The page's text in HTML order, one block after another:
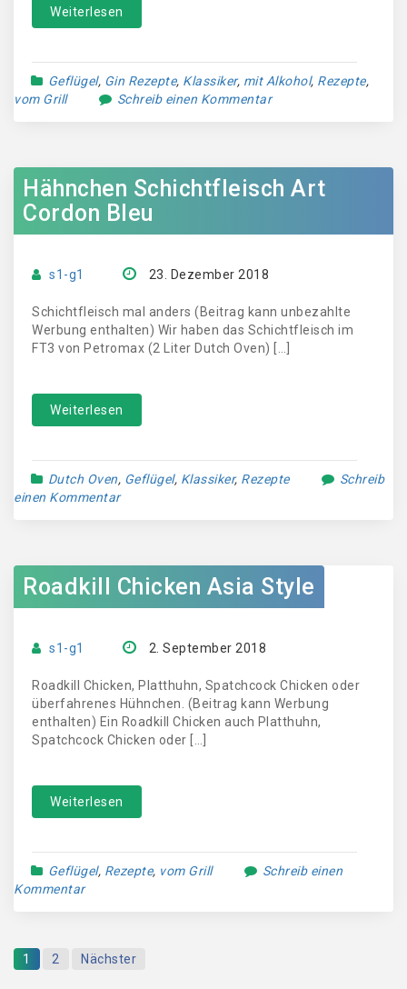
Weiterlesen
Geflügel, Gin Rezepte, Klassiker, mit Alkohol, Rezepte,
vom Grill
Schreib einen Kommentar
Hähnchen Schichtfleisch Art
Cordon Bleu
s1-g1 23. Dezember 2018
Schichtfleisch mal anders (Beitrag kann unbezahlte
Werbung enthalten) Wir haben das Schichtfleisch im
FT3 von Petromax (2 Liter Dutch Oven) […]
Weiterlesen
Dutch Oven, Geflügel, Klassiker, Rezepte
Schreib
einen Kommentar
Roadkill Chicken Asia Style
s1-g1 2. September 2018
Roadkill Chicken, Platthuhn, Spatchcock Chicken oder
überfahrenes Hühnchen. (Beitrag kann Werbung
enthalten) Ein Roadkill Chicken auch Platthuhn,
Spatchcock Chicken oder […]
Weiterlesen
Geflügel, Rezepte, vom Grill
Schreib einen
Kommentar
1 2 Nächster